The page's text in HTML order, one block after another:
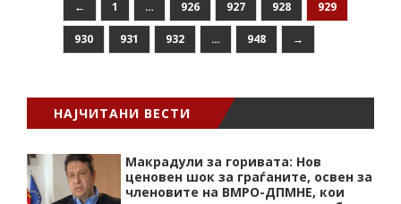
← 1 … 926 927 928 929
930 931 932 … 948 →
НАЈЧИТАНИ ВЕСТИ
Макрадули за горивата: Нов
ценовен шок за граѓаните, освен за
членовите на ВМРО-ДПМНЕ, кои